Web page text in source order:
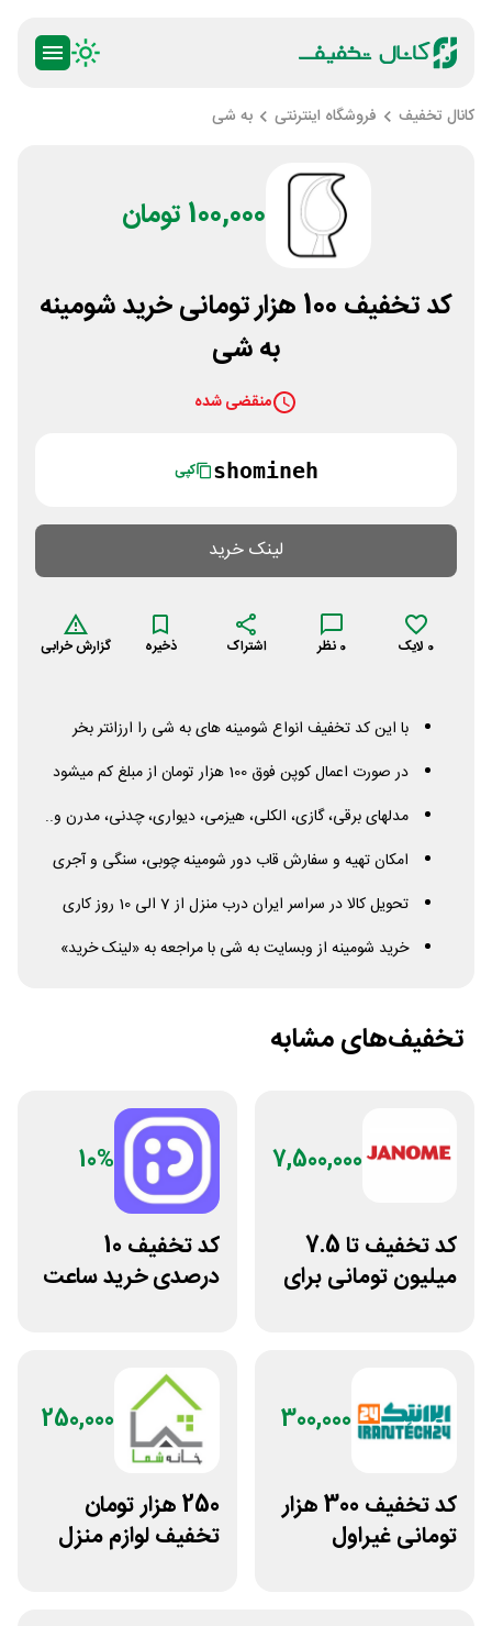
کانال تخفیف فروشگاه اینترنتی به شی
100,000 تومان
کد تخفیف 100 هزار تومانی خرید شومینه
به شی
منقضی شده
shomineh کپی
لینک خرید
0 لایک 0 نظر اشتراک ذخیره گزارش خرابی
با این کد تخفیف انواع شومینه های به شی را ارزانتر بخر
در صورت اعمال کوپن فوق 100 هزار تومان از مبلغ کم میشود
مدلهای برقی، گازی، الکلی، هیزمی، دیواری، چدنی، مدرن و..
امکان تهیه و سفارش قاب دور شومینه چوبی، سنگی و آجری
تحویل کالا در سراسر ایران درب منزل از 7 الی 10 روز کاری
خرید شومینه از وبسایت به شی با مراجعه به «لینک خرید»
تخفیف‌های مشابه
7,500,000
کد تخفیف تا 7.5
میلیون تومانی برای
10%
کد تخفیف 10
درصدی خرید ساعت
300,000
کد تخفیف 300 هزار
تومانی غیراول
250,000
250 هزار تومان
تخفیف لوازم منزل